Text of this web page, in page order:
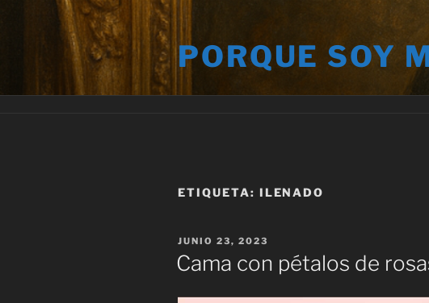
PORQUE SOY
ETIQUETA: ILENADO
PUBLICADO
EL
JUNIO 23, 2023
Cama con pétalos de